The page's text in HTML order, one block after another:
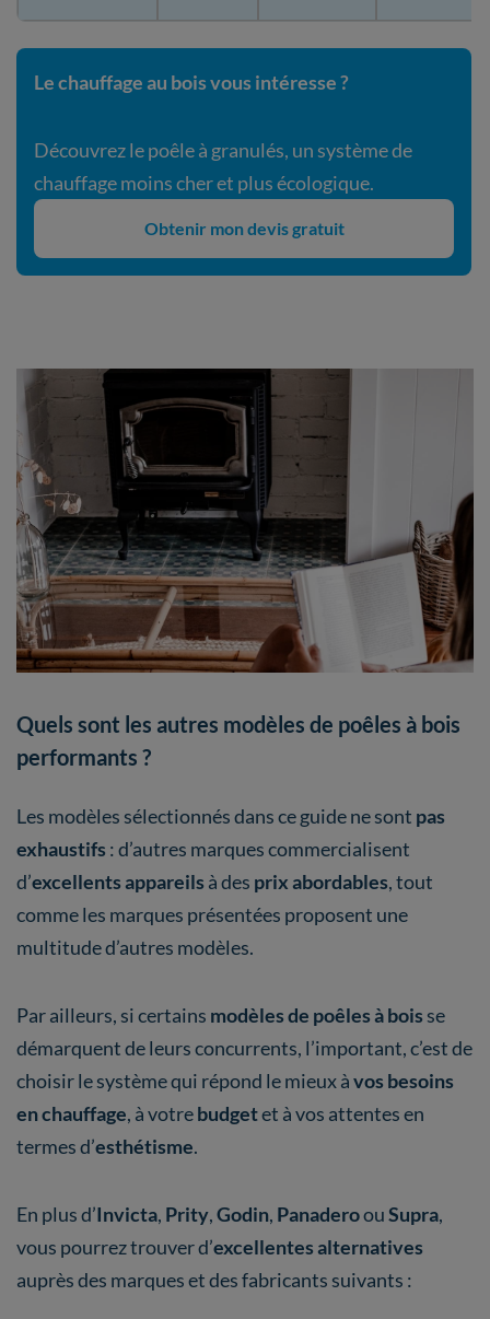
Le chauffage au bois vous intéresse ?
Découvrez le poêle à granulés, un système de
chauffage moins cher et plus écologique.
Obtenir mon devis gratuit
Quels sont les autres modèles de poêles à bois
performants ?
Les modèles sélectionnés dans ce guide ne sont pas
exhaustifs : d’autres marques commercialisent
d’excellents appareils à des prix abordables, tout
comme les marques présentées proposent une
multitude d’autres modèles.
Par ailleurs, si certains modèles de poêles à bois se
démarquent de leurs concurrents, l’important, c’est de
choisir le système qui répond le mieux àvos besoins
en chauffage, à votrebudgetet à vos attentes en
termes d’esthétisme.
En plus d’Invicta, Prity,Godin, PanaderoouSupra,
vous pourrez trouver d’excellentes alternatives
auprès des marques et des fabricants suivants :